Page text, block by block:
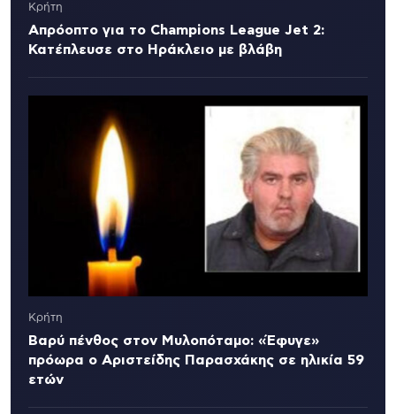
Κρήτη
Απρόοπτο για το Champions League Jet 2:
Κατέπλευσε στο Ηράκλειο με βλάβη
Κρήτη
Βαρύ πένθος στον Μυλοπόταμο: «Έφυγε»
πρόωρα ο Αριστείδης Παρασχάκης σε ηλικία 59
ετών